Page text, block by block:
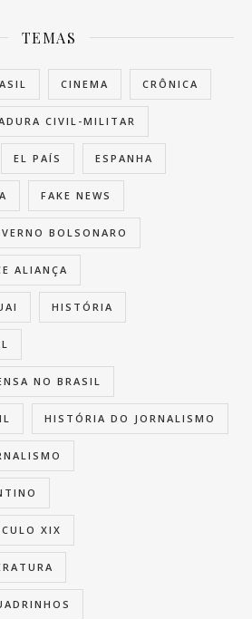
TEMAS
CINEMA CRÔNICA
CIVIL-MILITAR
EL PAÍS ESPANHA
FAKE NEWS
BOLSONARO
ALIANÇA
HISTÓRIA
NO BRASIL
HISTÓRIA DO JORNALISMO
XIX